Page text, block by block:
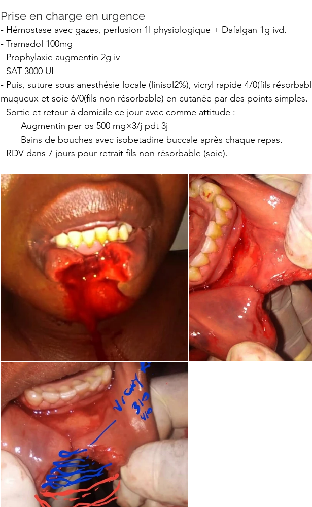
Prise en charge en urgence
- Hémostase avec gazes, perfusion 1l physiologique + Dafalgan 1g ivd.
- Tramadol 100mg
- Prophylaxie augmentin 2g iv
- SAT 3000 UI
- Puis, suture sous anesthésie locale (linisol2%), vicryl rapide 4/0(fils
muqueux et soie 6/0(fils non résorbable) en cutanée par des points simples.
- Sortie et retour à domicile ce jour avec comme attitude :
	Augmentin per os 500 mg×3/j pdt 3j
	Bains de bouches avec isobetadine buccale après chaque repas.
- RDV dans 7 jours pour retrait fils non résorbable (soie).